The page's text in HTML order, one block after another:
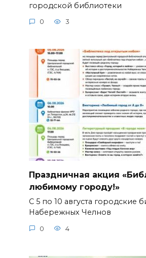
городской библиотеки
0 3
Праздничная акция
любимому городу!»
С 5 по 10 августа городские
Набережных Челнов
0 4